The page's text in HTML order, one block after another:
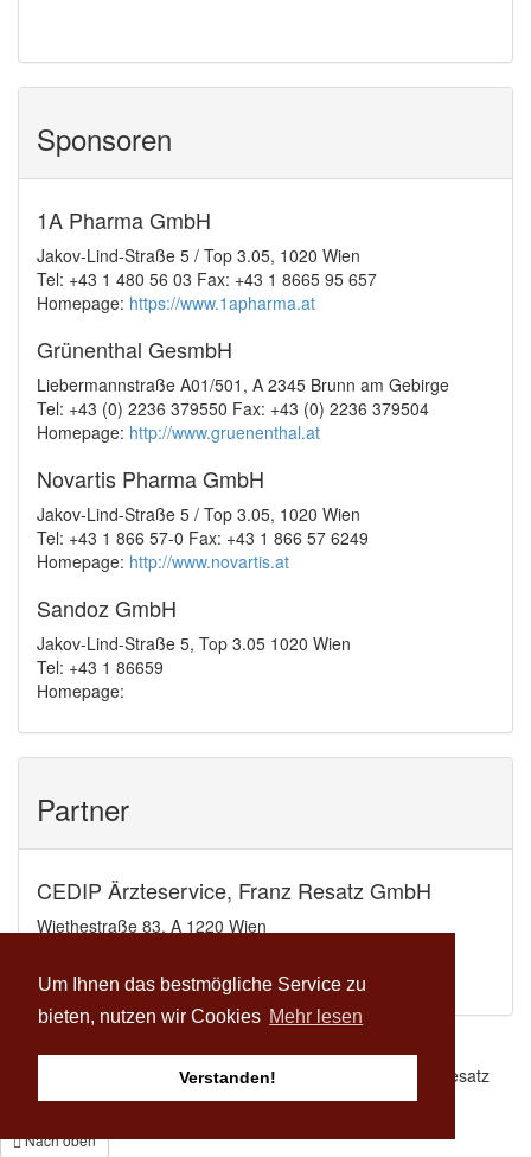
Um Ihnen das bestmögliche Service zu
bieten, nutzen wir Cookies Mehr lesen
Verstanden!
Sponsoren
1A Pharma GmbH
Jakov-Lind-Straße 5 / Top 3.05, 1020 Wien
Tel: +43 1 480 56 03 Fax: +43 1 8665 95 657
Homepage: https://www.1apharma.at
Grünenthal GesmbH
Liebermannstraße A01/501, A 2345 Brunn am Gebirge
Tel: +43 (0) 2236 379550 Fax: +43 (0) 2236 379504
Homepage: http://www.gruenenthal.at
Novartis Pharma GmbH
Jakov-Lind-Straße 5 / Top 3.05, 1020 Wien
Tel: +43 1 866 57-0 Fax: +43 1 866 57 6249
Homepage: http://www.novartis.at
Sandoz GmbH
Jakov-Lind-Straße 5, Top 3.05 1020 Wien
Tel: +43 1 86659
Homepage:
Partner
CEDIP Ärzteservice, Franz Resatz GmbH
Wiethestraße 83, A 1220 Wien
Homepage: f.resatz@cedip-aerzteservice.at
© Österreichische Schmerz Gesellschaft | CEDIP Franz Resatz
GmbH |Impressum|Sponsoren
Nach oben